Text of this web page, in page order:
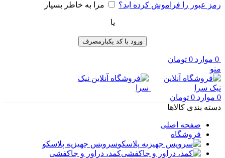
رمز عبور را فراموش کرده اید؟ مرا به خاطر بسپار
یا
ورود با کد یکبارمصرف
0 موارد 0 تومان
منو
0 موارد 0 تومان
دسته بندی کالاها
صفحه اصلی
فروشگاه
سرویس جهیزیه پلاسکو
کمد، دراور و جاکفشی